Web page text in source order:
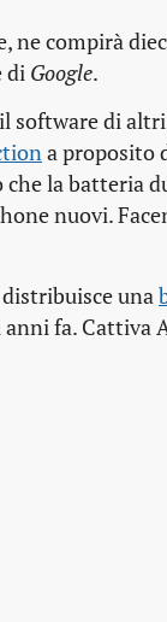
ne compirà
di Google.
software di
a proposito
la batteria
nuovi.
una
fa. Cattiva